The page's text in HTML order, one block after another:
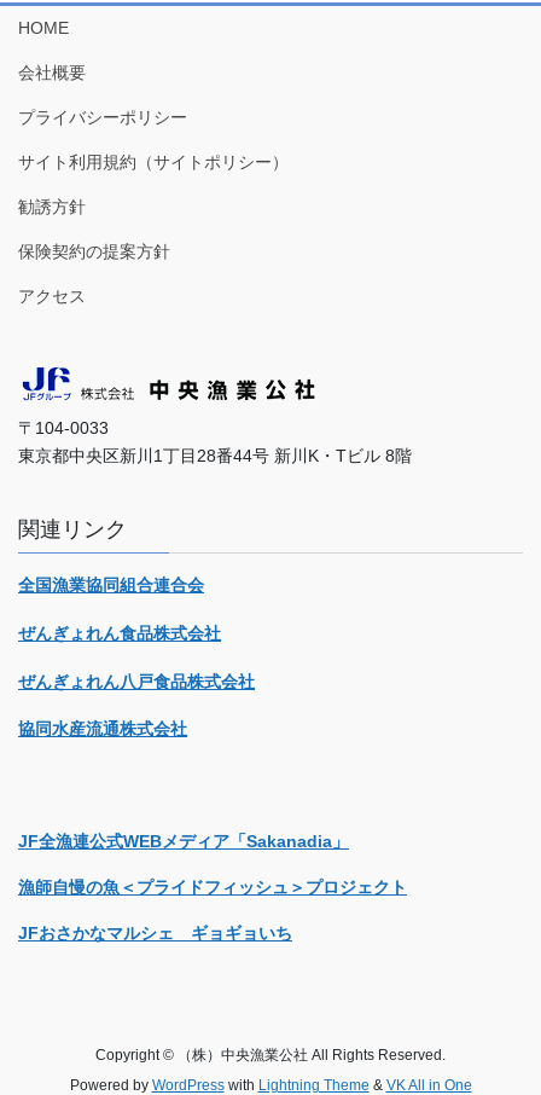
HOME
会社概要
プライバシーポリシー
サイト利用規約（サイトポリシー）
勧誘方針
保険契約の提案方針
アクセス
〒104-0033
東京都中央区新川1丁目28番44号 新川K・Tビル 8階
関連リンク
全国漁業協同組合連合会
ぜんぎょれん食品株式会社
ぜんぎょれん八戸食品株式会社
協同水産流通株式会社
JF全漁連公式WEBメディア「Sakanadia」
漁師自慢の魚＜プライドフィッシュ＞プロジェクト
JFおさかなマルシェ ギョギョいち
Copyright © （株）中央漁業公社 All Rights Reserved.
Powered by WordPresswith Lightning Theme & VK All in One